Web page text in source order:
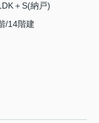
＋S(納戸)
/14階建